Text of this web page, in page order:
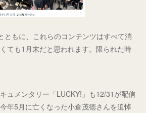
ともに、これらのコンテンツはすべて消
ても1月末だと思われます。限られた時
ュメンタリー「LUCKY!」も12/31が配信
年5月に亡くなった小倉茂徳さんを追悼